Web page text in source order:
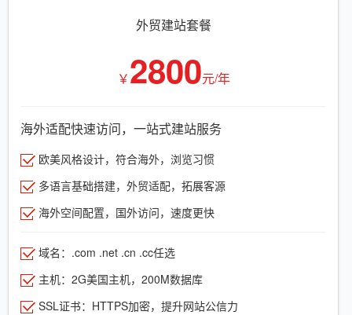
外贸建站套餐
￥2800元/年
海外适配快速访问，一站式建站服务
欧美风格设计，符合海外，浏览习惯
多语言基础搭建，外贸适配，拓展客源
海外空间配置，国外访问，速度更快
域名：.com .net .cn .cc任选
主机：2G美国主机，200M数据库
SSL证书：HTTPS加密，提升网站公信力